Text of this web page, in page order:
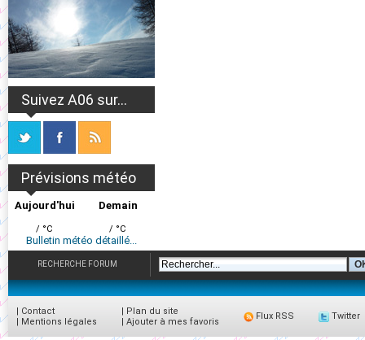
Suivez A06 sur...
Prévisions météo
Aujourd'hui
/ °C
Demain
/ °C
Bulletin météo détaillé...
RECHERCHE FORUM
| Contact
| Mentions légales
| Plan du site
| Ajouter à mes favoris
Flux RSS Twitter